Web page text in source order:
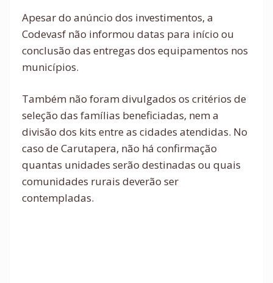
Apesar do anúncio dos investimentos, a
Codevasf não informou datas para início ou
conclusão das entregas dos equipamentos nos
municípios.
Também não foram divulgados os critérios de
seleção das famílias beneficiadas, nem a
divisão dos kits entre as cidades atendidas. No
caso de Carutapera, não há confirmação
quantas unidades serão destinadas ou quais
comunidades rurais deverão ser
contempladas.